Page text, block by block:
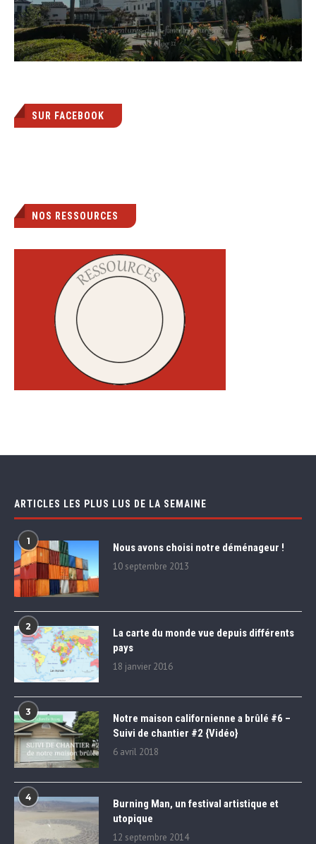
SUR FACEBOOK
NOS RESSOURCES
ARTICLES LES PLUS LUS DE LA SEMAINE
1 Nous avons choisi notre déménageur !
10 septembre 2013
2
La carte du monde vue depuis différents
pays
18 janvier 2016
3
Notre maison californienne a brûlé #6 –
Suivi de chantier #2 {Vidéo}
6 avril 2018
4
Burning Man, un festival artistique et
utopique
12 septembre 2014